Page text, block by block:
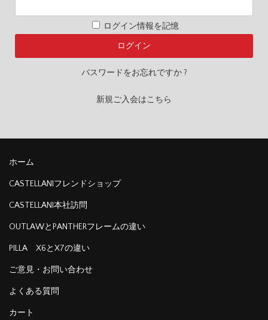
ログイン情報を記憶
パスワードをお忘れですか ?
新規ご入会はこちら
ホーム
CASTELLANIフレンドショップ
CASTELLANI本社訪問
OUTLAWとPANTHERフレームの違い
PILLA X6とX7の違い
ご意見・お問い合わせ
よくある質問
カート